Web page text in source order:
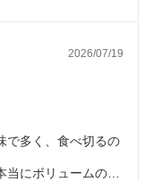
2026/07/19
で多く、食べ切るの
にボリュームのあ